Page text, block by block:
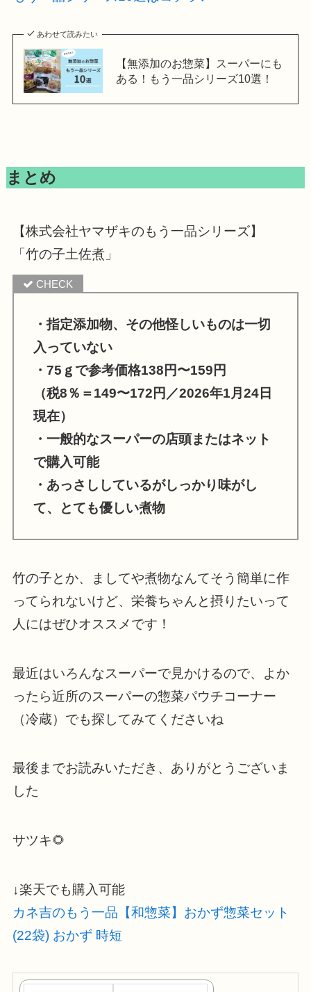
あわせて読みたい
【無添加のお惣菜】スーパーにも
ある！もう一品シリーズ10選！
まとめ
【株式会社ヤマザキのもう一品シリーズ】
「竹の子土佐煮」
・指定添加物、その他怪しいものは一切
入っていない
・75ｇで参考価格138円〜159円
（税8％＝149〜172 円 ／2026年1月24日
現在）
・一般的なスーパーの店頭またはネット
で購入可能
・あっさししているがしっかり味がし
て、とても優しい煮物
竹の子とか、ましてや煮物なんてそう簡単に作
ってられないけど、栄養ちゃんと摂りたいって
人にはぜひオススメです！
最近はいろんなスーパーで見かけるので、よか
ったら近所のスーパーの惣菜パウチコーナー
（冷蔵）でも探してみてくださいね
最後までお読みいただき、ありがとうございま
した
サツキ🌻
↓楽天でも購入可能
カネ吉のもう一品【和惣菜】おかず惣菜セット
(22袋) おかず 時短